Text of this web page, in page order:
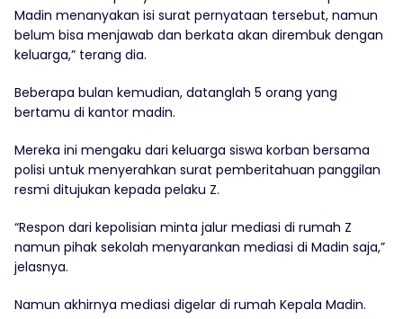
Madin menanyakan isi surat pernyataan tersebut, namun
belum bisa menjawab dan berkata akan dirembuk dengan
keluarga,” terang dia.
Beberapa bulan kemudian, datanglah 5 orang yang
bertamu di kantor madin.
Mereka ini mengaku dari keluarga siswa korban bersama
polisi untuk menyerahkan surat pemberitahuan panggilan
resmi ditujukan kepada pelaku Z.
“Respon dari kepolisian minta jalur mediasi di rumah Z
namun pihak sekolah menyarankan mediasi di Madin saja,”
jelasnya.
Namun akhirnya mediasi digelar di rumah Kepala Madin.